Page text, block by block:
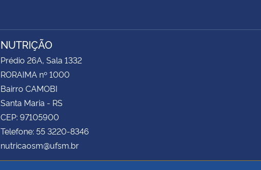
NUTRIÇÃO
Prédio 26A, Sala 1332
RORAIMA nº 1000
Bairro CAMOBI
Santa Maria - RS
CEP: 97105900
Telefone: 55 3220-8346
nutricaosm@ufsm.br